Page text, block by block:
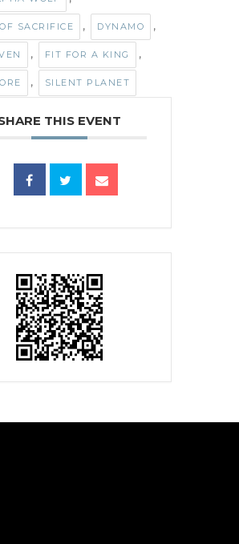
SACRIFICE , DYNAMO ,
, FIT FOR A KING ,
, SILENT PLANET
THIS EVENT